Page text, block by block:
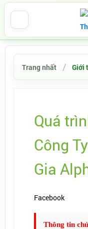
Trang nhất Giới
Quá
Công
Gia
Facebook
Thông tin